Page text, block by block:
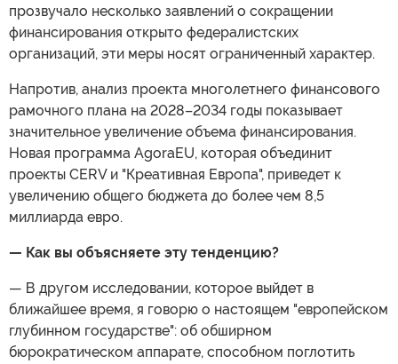
прозвучало несколько заявлений о сокращении
финансирования открыто федералистских
организаций, эти меры носят ограниченный характер.
Напротив, анализ проекта многолетнего финансового
рамочного плана на 2028–2034 годы показывает
значительное увеличение объема финансирования.
Новая программа AgoraEU, которая объединит
проекты CERV и "Креативная Европа", приведет к
увеличению общего бюджета до более чем 8,5
миллиарда евро.
— Как вы объясняете эту тенденцию?
— В другом исследовании, которое выйдет в
ближайшее время, я говорю о настоящем "европейском
глубинном государстве": об обширном
бюрократическом аппарате, способном поглотить